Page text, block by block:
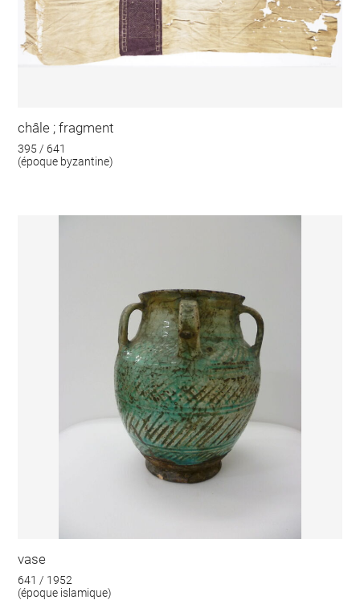
châle ; fragment
395 / 641
(époque byzantine)
vase
641 / 1952
(époque islamique)